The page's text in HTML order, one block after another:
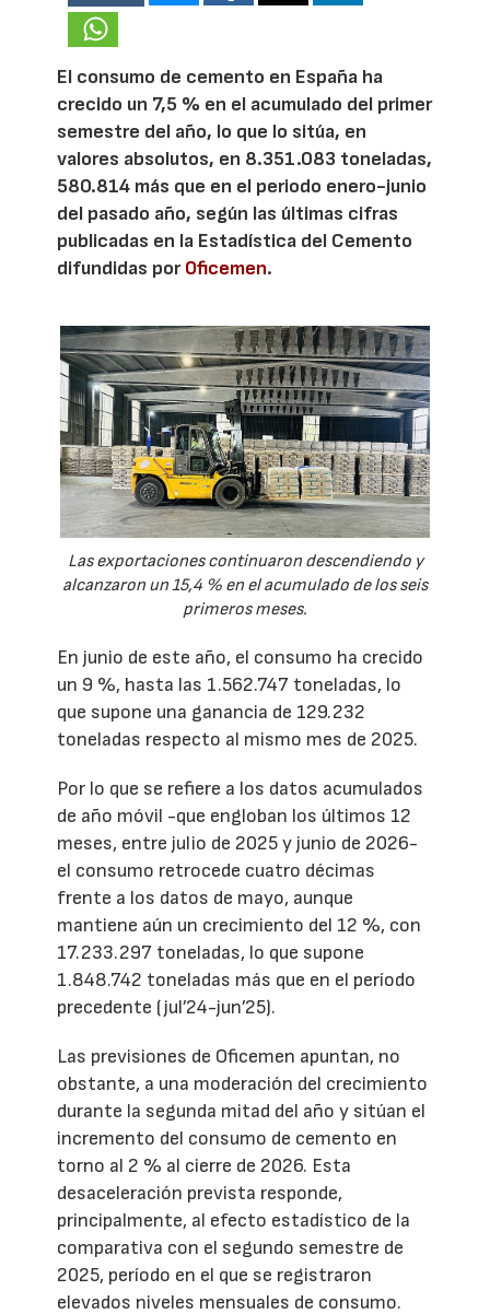
El consumo de cemento en España ha
crecido un 7,5 % en el acumulado del primer
semestre del año, lo que lo sitúa, en
valores absolutos, en 8.351.083 toneladas,
580.814 más que en el periodo enero-junio
del pasado año, según las últimas cifras
publicadas en la Estadística del Cemento
difundidas porOficemen.
Las exportaciones continuaron descendiendo y
alcanzaron un 15,4 % en el acumulado de los seis
primeros meses.
En junio de este año, el consumo ha crecido
un 9 %, hasta las 1.562.747 toneladas, lo
que supone una ganancia de 129.232
toneladas respecto al mismo mes de 2025.
Por lo que se refiere a los datos acumulados
de año móvil -que engloban los últimos 12
meses, entre julio de 2025 y junio de 2026-
el consumo retrocede cuatro décimas
frente a los datos de mayo, aunque
mantiene aún un crecimiento del 12 %, con
17.233.297 toneladas, lo que supone
1.848.742 toneladas más que en el período
precedente (jul’24-jun’25).
Las previsiones de Oficemen apuntan, no
obstante, a una moderación del crecimiento
durante la segunda mitad del año y sitúan el
incremento del consumo de cemento en
torno al 2 % al cierre de 2026. Esta
desaceleración prevista responde,
principalmente, al efecto estadístico de la
comparativa con el segundo semestre de
2025, período en el que se registraron
elevados niveles mensuales de consumo.